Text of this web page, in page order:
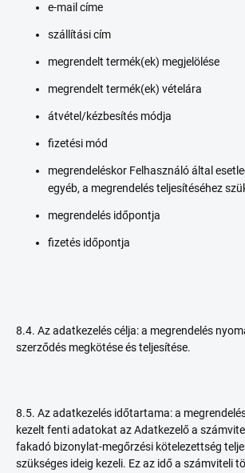
e-mail címe
szállítási cím
megrendelt termék(ek) megjelölése
megrendelt termék(ek) vételára
átvétel/kézbesítés módja
fizetési mód
megrendeléskor Felhasználó által
egyéb, a megrendelés teljesítéséhez
megrendelés időpontja
fizetés időpontja
8.4. Az adatkezelés célja: a megrendelés
szerződés megkötése és teljesítése.
8.5. Az adatkezelés időtartama: a
kezelt fenti adatokat az Adatkezelő a
fakadó bizonylat-megőrzési kötelezettség
szükséges ideig kezeli. Ez az idő a számviteli